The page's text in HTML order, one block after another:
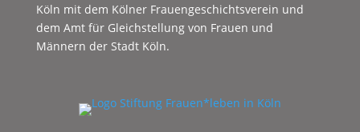
Köln mit dem Kölner Frauengeschichtsverein und
dem Amt für Gleichstellung von Frauen und
Männern der Stadt Köln.